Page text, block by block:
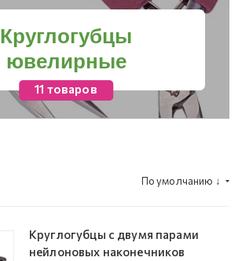
Круглогубцы
ювелирные
11 товаров
По умолчанию ↓
Круглогубцы с двумя парами
нейлоновых наконечников